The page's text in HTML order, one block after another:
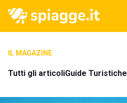
IL MAGAZINE
Tutti gli articoliGuide Turistiche